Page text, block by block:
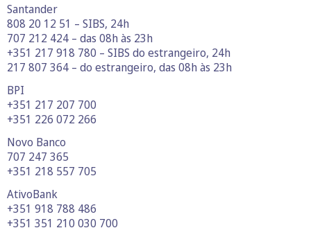
Santander
808 20 12 51 – SIBS, 24h
707 212 424 – das 08h às 23h
+351 217 918 780 – SIBS do estrangeiro, 24h
217 807 364 – do estrangeiro, das 08h às 23h
BPI
+351 217 207 700
+351 226 072 266
Novo Banco
707 247 365
+351 218 557 705
AtivoBank
+351 918 788 486
+351 351 210 030 700